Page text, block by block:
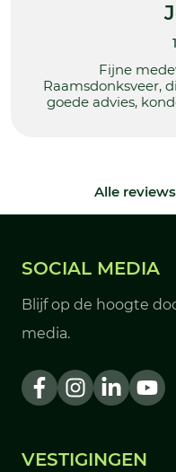
Fijne
Raamsdonksveer,
goede advies,
Alle reviews
SOCIAL MEDIA
Blijf op de hoogte
media.
VESTIGINGEN